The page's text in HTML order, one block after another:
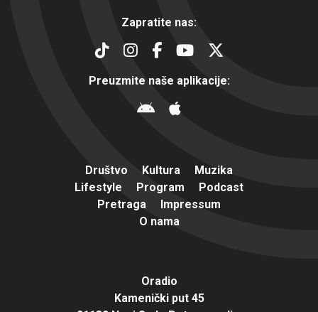
Zapratite nas:
Preuzmite naše aplikacije:
Društvo Kultura
Muzika
Lifestyle
Program
Podcast
Pretraga
Impressum
O nama
Oradio
Kamenički put 45